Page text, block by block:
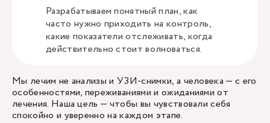
Разрабатываем понятный план, как
часто нужно приходить на контроль,
какие показатели отслеживать, когда
действительно стоит волноваться.
Мы лечим не анализы и УЗИ-снимки, а человека — с его
особенностями, переживаниями и ожиданиями от
лечения. Наша цель — чтобы вы чувствовали себя
спокойно и уверенно на каждом этапе.